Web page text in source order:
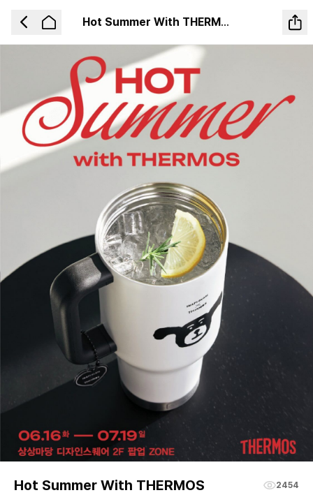
Hot Summer With THERMOS
Hot Summer With THERMOS 2454